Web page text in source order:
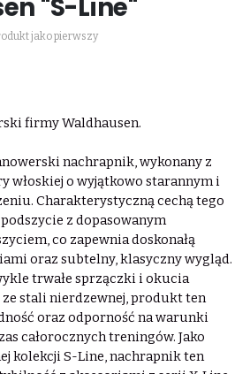
"S-Line"
jako pierwszy
firmy Waldhausen.
nachrapnik, wykonany z
włoskiej o wyjątkowo starannym i
Charakterystyczną cechą tego
z dopasowanym
co zapewnia doskonałą
oraz subtelny, klasyczny wygląd.
trwałe sprzączki i okucia
ze stali nierdzewnej, produkt ten
oraz odporność na warunki
całorocznych treningów. Jako
kolekcji S-Line, nachrapnik ten